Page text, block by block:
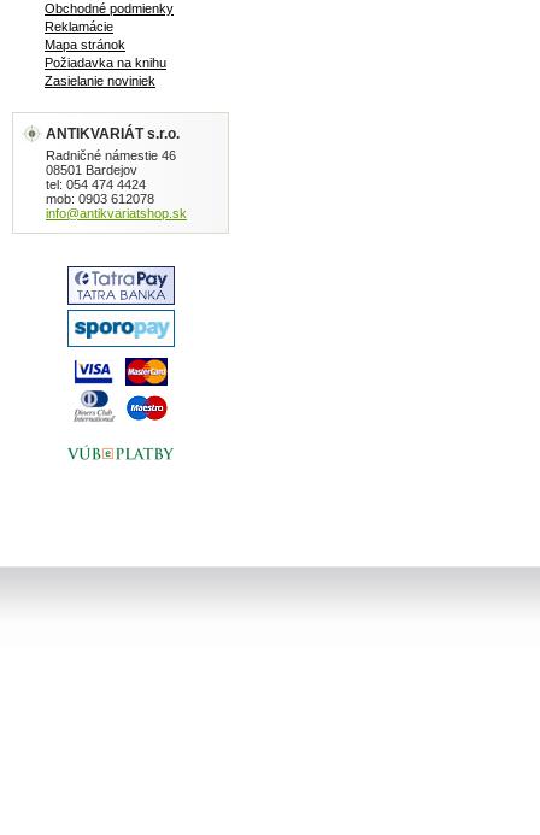
Obchodné podmienky
Reklamácie
Mapa stránok
Požiadavka na knihu
Zasielanie noviniek
ANTIKVARIÁT s.r.o.
Radničné námestie 46
08501 Bardejov
tel: 054 474 4424
mob: 0903 612078
info@antikvariatshop.sk